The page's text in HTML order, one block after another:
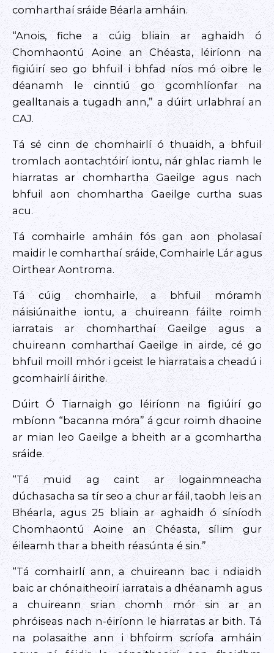
comharthaí sráide Béarla amháin.
“Anois, fiche a cúig bliain ar aghaidh ó
Chomhaontú Aoine an Chéasta, léiríonn na
figiúirí seo go bhfuil i bhfad níos mó oibre le
déanamh le cinntiú go gcomhlíonfar na
gealltanais a tugadh ann,” a dúirt urlabhraí an
CAJ.
Tá sé cinn de chomhairlí ó thuaidh, a bhfuil
tromlach aontachtóirí iontu, nár ghlac riamh le
hiarratas ar chomhartha Gaeilge agus nach
bhfuil aon chomhartha Gaeilge curtha suas
acu.
Tá comhairle amháin fós gan aon pholasaí
maidir le comharthaí sráide, Comhairle Lár agus
Oirthear Aontroma.
Tá cúig chomhairle, a bhfuil móramh
náisiúnaithe iontu, a chuireann fáilte roimh
iarratais ar chomharthaí Gaeilge agus a
chuireann comharthaí Gaeilge in airde, cé go
bhfuil moill mhór i gceist le hiarratais a cheadú i
gcomhairlí áirithe.
Dúirt Ó Tiarnaigh go léiríonn na figiúirí go
mbíonn “bacanna móra” á gcur roimh dhaoine
ar mian leo Gaeilge a bheith ar a gcomhartha
sráide.
“Tá muid ag caint ar logainmneacha
dúchasacha sa tír seo a chur ar fáil, taobh leis an
Bhéarla, agus 25 bliain ar aghaidh ó síníodh
Chomhaontú Aoine an Chéasta, sílim gur
éileamh thar a bheith réasúnta é sin.”
“Tá comhairlí ann, a chuireann bac i ndiaidh
baic ar chónaitheoirí iarratais a dhéanamh agus
a chuireann srian chomh mór sin ar an
phróiseas nach n-éiríonn le hiarratas ar bith. Tá
na polasaithe ann i bhfoirm scríofa amháin